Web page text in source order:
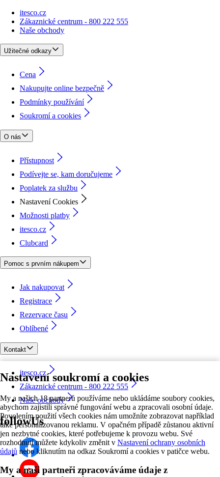
Nastavení soukromí a cookies
My a našich 18 partnerů používáme nebo ukládáme soubory cookies,
abychom zajistili správné fungování webu a zpracovali osobní údaje.
Povolením použití všech cookies nám umožníte zobrazovat například
také personalizovanou reklamu. V opačném případě zůstanou aktivní
jen nezbytné cookies, které potřebujeme k provozu webu. Své
rozhodnutí můžete kdykoliv změnit v Nastavení ochrany osobních
údajů nebo kliknutím na odkaz Soukromí a cookies v patičce webu.
My a naši partneři zpracováváme údaje z
itesco.cz
Zákaznické centrum - 800 222 555
Naše obchody
Užitečné odkazy
Cena
Nakupujte online bezpečně
Podmínky používání
Soukromí a cookies
O nás
Přístupnost
Podívejte se, kam doručujeme
Poplatek za službu
Nastavení Cookies
Možnosti platby
itesco.cz
Clubcard
Pomoc s prvním nákupem
Jak nakupovat
Registrace
Rezervace času
Oblíbené
Kontakt
itesco.cz
Zákaznické centrum - 800 222 555
Naše obchody
followUs